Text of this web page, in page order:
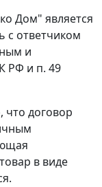
Дом" является
с ответчиком
и
РФ и п. 49
что договор
в виде